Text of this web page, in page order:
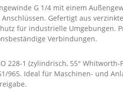
G 1/4 mit einem
Gefertigt aus
für industrielle Umgebungen.
Verbindungen.
228-1 (zylindrisch, 55°
965. Ideal für Maschinen- und